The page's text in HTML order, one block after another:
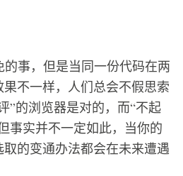
的事，但是当同一份代码在两
不一样，人们总会不假思索
”的浏览器是对的，而“不起
事实并不一定如此，当你的
的变通办法都会在未来遭遇